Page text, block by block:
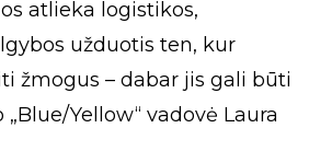
atlieka logistikos,
užduotis ten, kur
žmogus – dabar jis gali būti
„Blue/Yellow“ vadovė Laura